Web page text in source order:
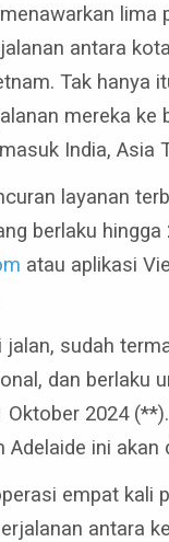
lima
antara
Tak hanya
mereka
India, Asia
layanan
berlaku
atau aplikasi
sudah
dan berlaku
Oktober 2024 (**).
ini akan
empat kali
antara